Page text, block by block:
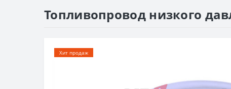
Топливопровод низкого
Хит продаж